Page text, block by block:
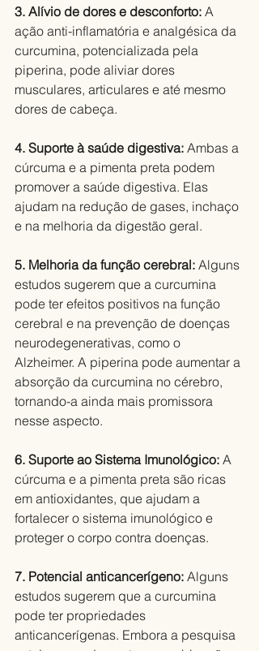
3. Alívio de dores e desconforto: A
ação anti-inflamatória e analgésica da
curcumina, potencializada pela
piperina, pode aliviar dores
musculares, articulares e até mesmo
dores de cabeça.
4. Suporte à saúde digestiva: Ambas a
cúrcuma e a pimenta preta podem
promover a saúde digestiva. Elas
ajudam na redução de gases, inchaço
e na melhoria da digestão geral.
5. Melhoria da função cerebral: Alguns
estudos sugerem que a curcumina
pode ter efeitos positivos na função
cerebral e na prevenção de doenças
neurodegenerativas, como o
Alzheimer. A piperina pode aumentar a
absorção da curcumina no cérebro,
tornando-a ainda mais promissora
nesse aspecto.
6. Suporte ao Sistema Imunológico: A
cúrcuma e a pimenta preta são ricas
em antioxidantes, que ajudam a
fortalecer o sistema imunológico e
proteger o corpo contra doenças.
7. Potencial anticancerígeno: Alguns
estudos sugerem que a curcumina
pode ter propriedades
anticancerígenas. Embora a pesquisa